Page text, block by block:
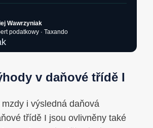
Wawrzyniak
podatkowy · Taxando
v daňové třídě I
i výsledná daňová
třídě I jsou ovlivněny také